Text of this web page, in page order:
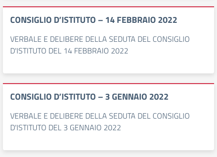
CONSIGLIO D’ISTITUTO – 14 FEBBRAIO 2022
VERBALE E DELIBERE DELLA SEDUTA DEL CONSIGLIO
D'ISTITUTO DEL 14 FEBBRAIO 2022
CONSIGLIO D’ISTITUTO – 3 GENNAIO 2022
VERBALE E DELIBERE DELLA SEDUTA DEL CONSIGLIO
D'ISTITUTO DEL 3 GENNAIO 2022